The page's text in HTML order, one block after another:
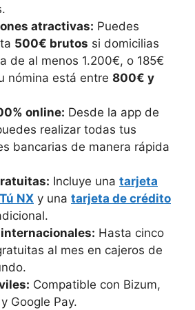
atractivas: Puedes
500€ brutos si domicilias
de al menos 1.200€, o 185€
nómina está entre 800€ y
online: Desde la app de
realizar todas tus
bancarias de manera rápida
Incluye una tarjeta
NX y una tarjeta de crédito
Hasta cinco
al mes en cajeros de
Compatible con Bizum,
Google Pay.